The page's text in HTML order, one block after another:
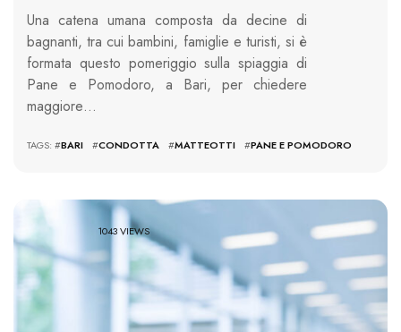
Una catena umana composta da decine di
bagnanti, tra cui bambini, famiglie e turisti, si è
formata questo pomeriggio sulla spiaggia di
Pane e Pomodoro, a Bari, per chiedere
maggiore…
TAGS: #BARI #CONDOTTA #MATTEOTTI #PANE E POMODORO
1043 VIEWS